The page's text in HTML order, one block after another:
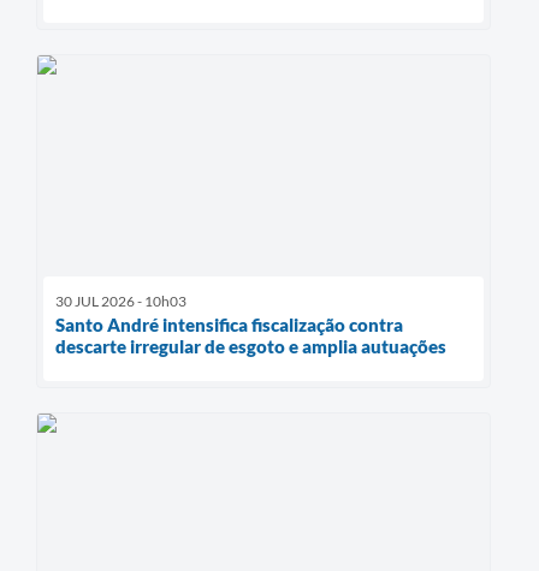
30 JUL 2026 - 10h03
Santo André intensifica fiscalização contra
descarte irregular de esgoto e amplia autuações